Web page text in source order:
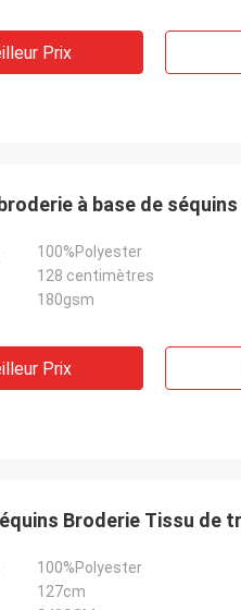
Prix
à base de
100%Polyester
128 centimètres
180gsm
Prix
Broderie Tissu de
100%Polyester
127cm